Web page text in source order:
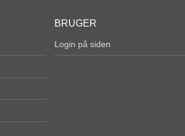
BRUGER
Login på siden